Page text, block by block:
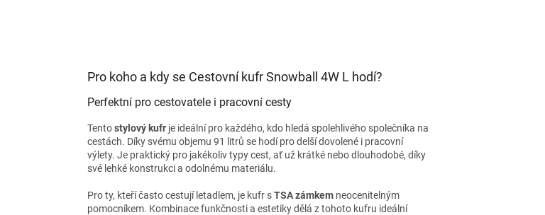
Pro koho a kdy se Cestovní kufr Snowball 4W L hodí?
Perfektní pro cestovatele i pracovní cesty
Tentostylový kufr je ideální pro každého, kdo hledá spolehlivého společníka na
cestách. Díky svému objemu 91 litrů se hodí pro delší dovolené i pracovní
výlety. Je praktický pro jakékoliv typy cest, ať už krátké nebo dlouhodobé, díky
své lehké konstrukci a odolnému materiálu.
Pro ty, kteří často cestují letadlem, je kufr sTSA zámkem neocenitelným
pomocníkem. Kombinace funkčnosti a estetiky dělá z tohoto kufru ideální